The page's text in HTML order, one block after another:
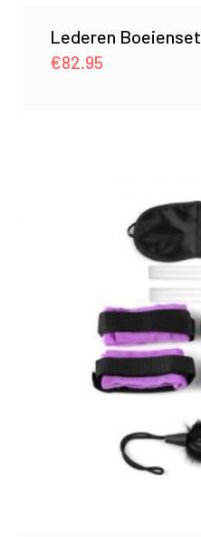
Lederen Boeienset
€82.95